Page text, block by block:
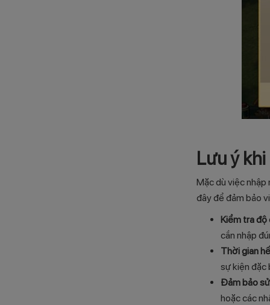
Lưu ý
Mặc dù việc
đây để đảm bảo
Kiểm tra độ
cần nhập
Thời gian
sự kiện đặc
Đảm bảo
hoặc các